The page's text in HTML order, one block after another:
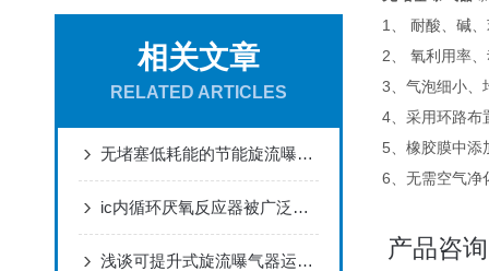
相关文章
RELATED ARTICLES
无堵塞低耗能的节能旋流曝气器相对传统曝气器有哪些优势
ic内循环厌氧反应器被广泛应用于各类工业废水的处理
浅谈可提升式旋流曝气器运行原理
1、 耐酸、碱
2、 氧利用率
3、气泡细小、
4、采用环路布
5、橡胶膜中添
6、无需空气净
产品咨询